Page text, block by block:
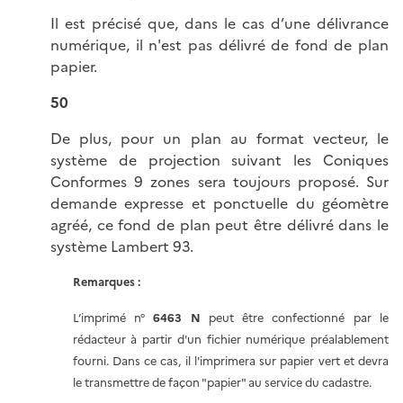
Il est précisé que, dans le cas d’une délivrance
numérique, il n'est pas délivré de fond de plan
papier.
50
De plus, pour un plan au format vecteur, le
système de projection suivant les Coniques
Conformes 9 zones sera toujours proposé. Sur
demande expresse et ponctuelle du géomètre
agréé, ce fond de plan peut être délivré dans le
système Lambert 93.
Remarques :
L’imprimé n°6463 N peut être confectionné par le
rédacteur à partir d'un fichier numérique préalablement
fourni. Dans ce cas, il l'imprimera sur papier vert et devra
le transmettre de façon "papier" au service du cadastre.